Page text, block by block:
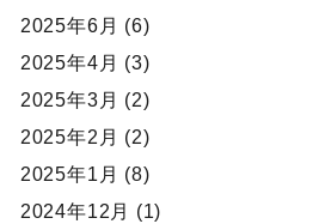
2025年6月 (6)
2025年4月 (3)
2025年3月 (2)
2025年2月 (2)
2025年1月 (8)
2024年12月 (1)